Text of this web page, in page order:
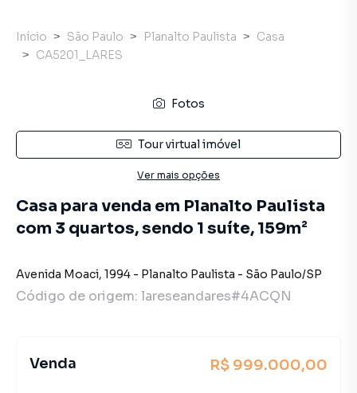
Início São Paulo Planalto Paulista
Casa
CA5201_LARES
Fotos
Tour virtual imóvel
Ver mais opções
Casa para venda em Planalto Paulista
com 3 quartos, sendo 1 suíte, 159m²
Avenida Moaci, 1994 - Planalto Paulista - São Paulo/SP
Código de origem: lareseandares#4ACQN
Venda R$ 999.000,00